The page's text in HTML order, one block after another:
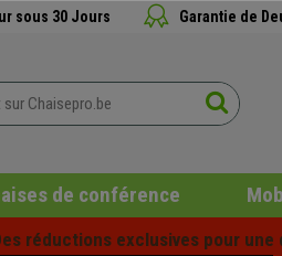
sous 30 Jours Garantie de
de conférence
réductions exclusives pour une